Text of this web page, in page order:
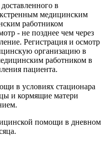
в
медицинским
работником
- не позднее чем через
Регистрация и осмотр
организацию в
работником в
пациента.
в условиях стационара
и кормящие матери
помощи в дневном